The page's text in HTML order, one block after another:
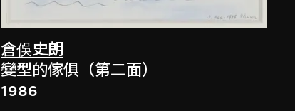
倉俁史朗
變型的傢俱（第二面）
1986